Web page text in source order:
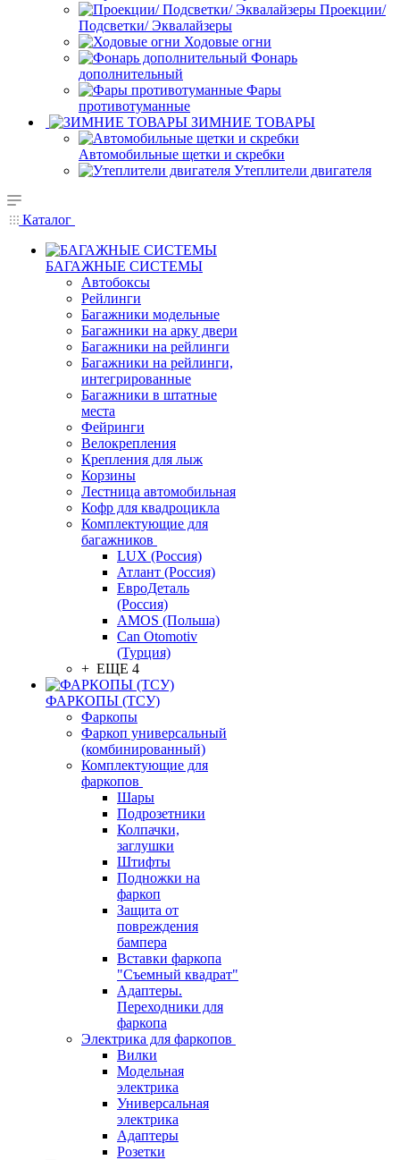
Проекции/
Подсветки/ Эквалайзеры
Ходовые огни
Фонарь
дополнительный
Фары
противотуманные
ЗИМНИЕ ТОВАРЫ
Автомобильные щетки и скребки
Утеплители двигателя
Каталог
БАГАЖНЫЕ СИСТЕМЫ
Автобоксы
Рейлинги
Багажники модельные
Багажники на арку двери
Багажники на рейлинги
Багажники на рейлинги,
интегрированные
Багажники в штатные
места
Фейринги
Велокрепления
Крепления для лыж
Корзины
Лестница автомобильная
Кофр для квадроцикла
Комплектующие для
багажников
LUX (Россия)
Атлант (Россия)
ЕвроДеталь
(Россия)
AMOS (Польша)
Can Otomotiv
(Турция)
+ ЕЩЕ 4
ФАРКОПЫ (ТСУ)
Фаркопы
Фаркоп универсальный
(комбинированный)
Комплектующие для
фаркопов
Шары
Подрозетники
Колпачки,
заглушки
Штифты
Подножки на
фаркоп
Защита от
повреждения
бампера
Вставки фаркопа
"Съемный квадрат"
Адаптеры.
Переходники для
фаркопа
Электрика для фаркопов
Вилки
Модельная
электрика
Универсальная
электрика
Адаптеры
Розетки